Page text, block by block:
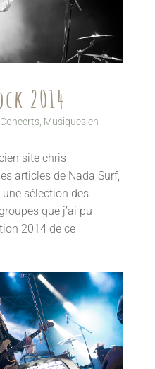
2014
Concerts, Musiques en
site chris-
articles de Nada Surf,
sélection des
que j’ai pu
2014 de ce